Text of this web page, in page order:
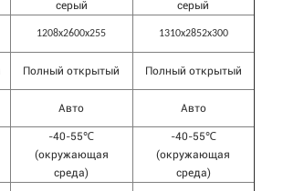
серый
серый
1208x2600x255 1310x2852x300
Полный открытый Полный открытый
Авто Авто
-40-55℃
(окружающая
среда)
-40-55℃
(окружающая
среда)